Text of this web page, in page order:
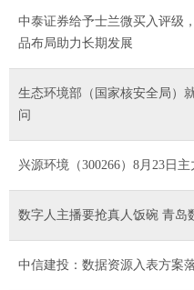
中泰证券给予士兰微买入评级
品布局助力长期发展
生态环境部（国家核安全局）
问
兴源环境（300266）8月23日
数字人主播要抢真人饭碗 青岛
中信建投：数据资源入表方案